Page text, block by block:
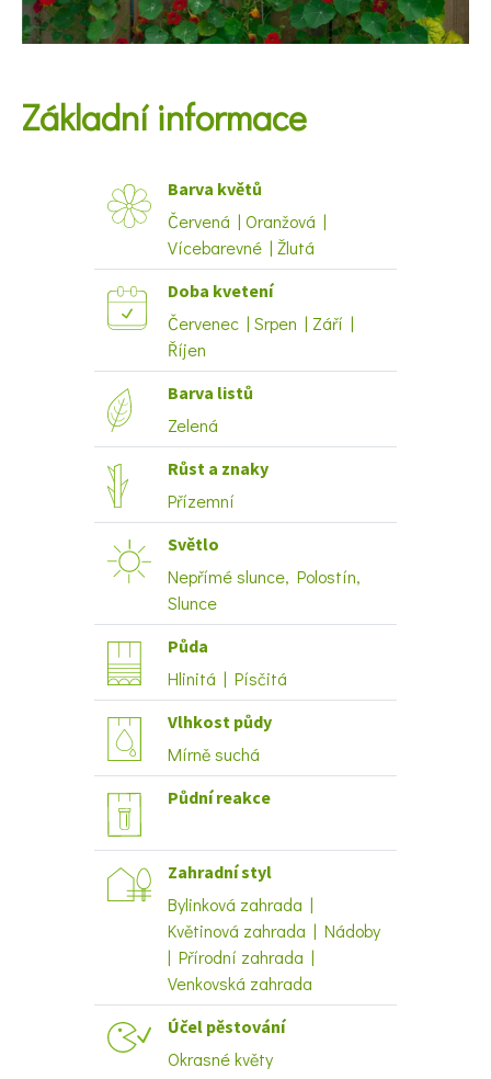
KVÍZY A TESTY
Základní informace
Barva květů
Červená | Oranžová |
Vícebarevné | Žlutá
Doba kvetení
Červenec | Srpen | Září |
Říjen
Barva listů
Zelená
Růst a znaky
Přízemní
Světlo
Nepřímé slunce, Polostín,
Slunce
Půda
Hlinitá | Písčitá
Vlhkost půdy
Mírně suchá
Půdní reakce
Zahradní styl
Bylinková zahrada |
Květinová zahrada | Nádoby
| Přírodní zahrada |
Venkovská zahrada
Účel pěstování
Okrasné květy